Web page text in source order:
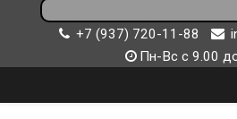
+7 (937) 720-11-88
Пн-Вс с 9.00